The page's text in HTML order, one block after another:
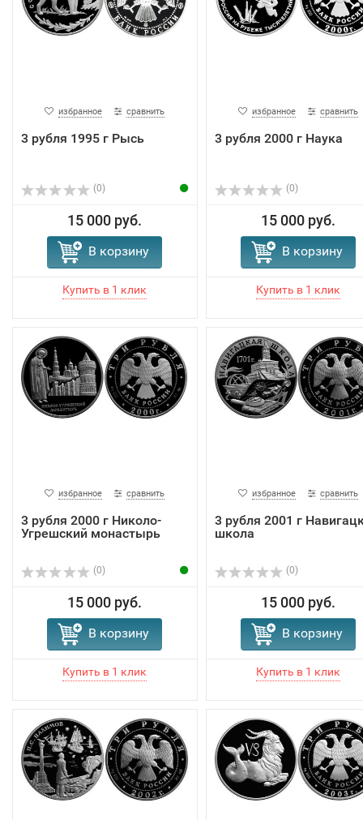
избранное сравнить
3 рубля 1995 г Рысь
(0)
15 000 руб.
В корзину
избранное сравнить
3 рубля 2000 г Наука
(0)
15 000 руб.
В корзину
избранное сравнить
3 рубля 2000 г Николо-
Угрешский монастырь
(0)
15 000 руб.
В корзину
избранное сравнить
3 рубля 2001 г
школа
(0)
15 000 руб.
В корзину